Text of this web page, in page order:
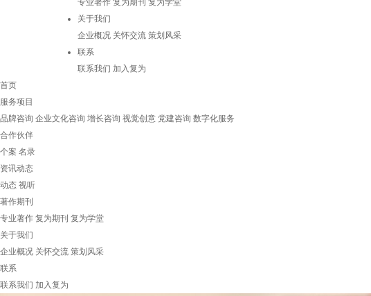
专业著作 复为期刊 复为学堂
关于我们
企业概况 关怀交流 策划风采
联系
联系我们 加入复为
首页
服务项目
品牌咨询 企业文化咨询 增长咨询 视觉创意 党建咨询 数字化服务
合作伙伴
个案 名录
资讯动态
动态 视听
著作期刊
专业著作 复为期刊 复为学堂
关于我们
企业概况 关怀交流 策划风采
联系
联系我们 加入复为